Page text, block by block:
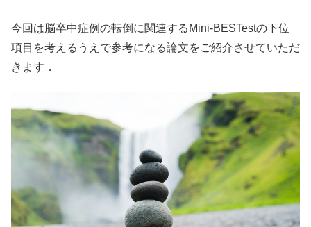
今回は脳卒中症例の転倒に関連するMini-BESTestの下位
項目を考えるうえで参考になる論文をご紹介させていただ
きます．